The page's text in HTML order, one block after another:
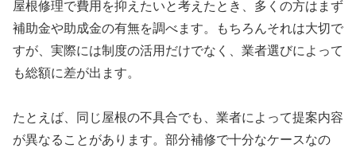
屋根修理で費用を抑えたいと考えたとき、多くの方はまず
補助金や助成金の有無を調べます。もちろんそれは大切で
すが、実際には制度の活用だけでなく、業者選びによって
も総額に差が出ます。
たとえば、同じ屋根の不具合でも、業者によって提案内容
が異なることがあります。部分補修で十分なケースなの